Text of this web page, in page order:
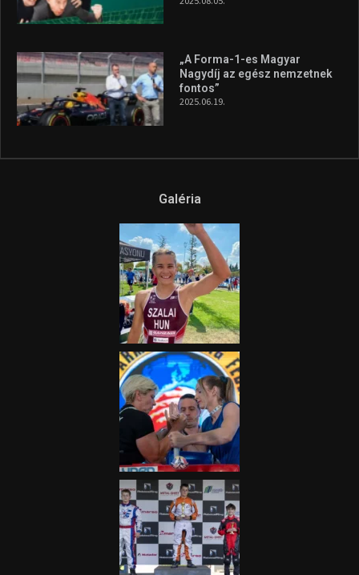
„A Forma-1-es Magyar
Nagydíj az egész nemzetnek
fontos”
2025.06.19.
Galéria